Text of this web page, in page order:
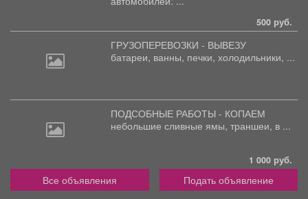
500 руб.
ГРУЗОПЕРЕВОЗКИ - ВЫВЕЗУ
батареи, ванны, печки, холодильники, ...
ПОДСОБНЫЕ РАБОТЫ - КОПАЕМ
небольшие сливные ямы, траншеи, в ...
1 000 руб.
Все объявления Подать объявление